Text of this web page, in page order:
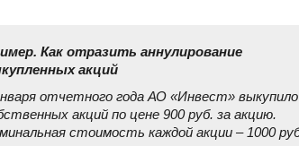
Как отразить аннулирование
акций
отчетного года АО «Инвест»
акций по цене 900 руб. за акцию.
стоимость каждой акции – 1000